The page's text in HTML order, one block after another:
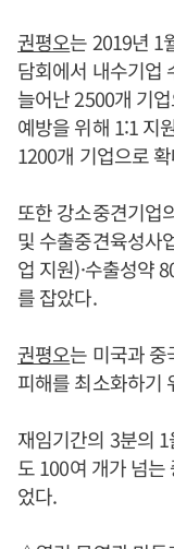
권평오는 2019년 1
담회에서 내수기업
늘어난 2500개 기
예방을 위해 1:1 지
1200개 기업으로
또한 강소중견기업
및 수출중견육성사
업 지원)·수출성약
를 잡았다.
권평오는 미국과 중
피해를 최소화하기
재임기간의 3분의
도 100여 개가 넘
었다.